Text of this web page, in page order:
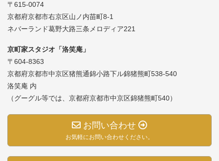
〒615-0074
京都府京都市右京区山ノ内苗町8-1
ネバーランド葛野大路三条メロディア221
京町家スタジオ「洛笑庵」
〒604-8363
京都府京都市中京区猪熊通錦小路下ル錦猪熊町538-540
洛笑庵 内
（グーグル等では、京都府京都市中京区錦猪熊町540）
お問い合わせ
お気軽にお問い合わせください。